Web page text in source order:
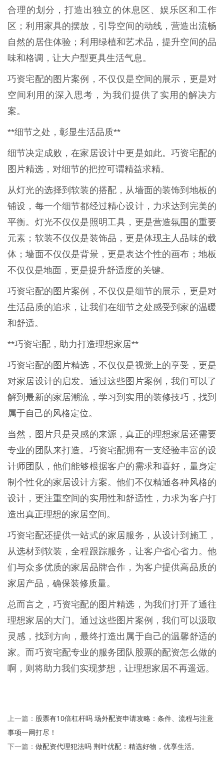
合理的划分，打造出独立的休息区、娱乐区和工作
区；利用家具的摆放，引导空间的动线，营造出流畅
自然的居住体验；利用绿植和艺术品，提升空间的品
味和格调，让大户型更具生活气息。
巧资宅配的图片案例，不仅仅是空间的展示，更是对
空间利用的深入思考，为我们提供了实用的解决方
案。
**细节之处，彰显生活品质**
细节决定成败，在家居设计中更是如此。巧资宅配的
图片精选，对细节的把控可谓精益求精。
从灯光的选择到软装的搭配，从墙面的装饰到地板的
铺设，每一个细节都经过精心设计，力求达到完美的
平衡。灯光不仅仅是照明工具，更是营造氛围的重要
元素；软装不仅仅是装饰品，更是体现主人品味的载
体；墙面不仅仅是背景，更是表达个性的画布；地板
不仅仅是地面，更是提升舒适度的关键。
巧资宅配的图片案例，不仅仅是细节的展示，更是对
生活品质的追求，让我们在细节之处感受到家的温暖
和舒适。
**巧资宅配，助力打造理想家居**
巧资宅配的图片精选，不仅仅是视觉上的享受，更是
对家居设计的启发。通过这些图片案例，我们可以了
解到最新的家居潮流，学习到实用的装修技巧，找到
属于自己的风格定位。
当然，图片只是灵感的来源，真正的理想家居还需要
专业的团队来打造。巧资宅配拥有一支经验丰富的设
计师团队，他们能够根据客户的需求和喜好，量身定
制个性化的家居设计方案。他们不仅精通各种风格的
设计，更注重空间的实用性和舒适性，力求为客户打
造出真正理想的家居空间。
巧资宅配还提供一站式的家居服务，从设计到施工，
从选材到软装，全程跟踪服务，让客户省心省力。他
们与众多优质的家居品牌合作，为客户提供高品质的
家居产品，确保装修质量。
总而言之，巧资宅配的图片精选，为我们打开了通往
理想家居的大门。通过这些图片案例，我们可以汲取
灵感，找到方向，最终打造出属于自己的温馨舒适的
家。而巧资宅配专业的服务团队股票的配资怎么做的
啊，则将助力我们实现梦想，让理想家居不再遥远。
上一篇： 股票有10倍杠杆吗 场外配资申请攻略：条件、流程与注意
事项一网打尽！
下一篇： 做配资代理犯法吗 荆叶优配：精选好物，优享生活。